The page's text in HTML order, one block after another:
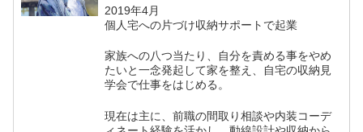
2019年4月
個人宅への片づけ収納サポートで起業
家族への八つ当たり、自分を責める事をやめ
たいと一念発起して家を整え、自宅の収納見
学会で仕事をはじめる。
現在は主に、前職の間取り相談や内装コーデ